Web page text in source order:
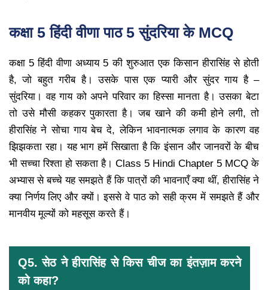
कक्षा 5 हिंदी वीणा पाठ 5 सुंदरिया के MCQ
कक्षा 5 हिंदी वीणा अध्याय 5 की शुरुआत एक किसान हीरासिंह से होती
है, जो बहुत गरीब है। उसके पास एक प्यारी और सुंदर गाय है –
सुंदरिया। वह गाय को अपने परिवार का हिस्सा मानता है। उसका बेटा
तो उसे मौसी कहकर पुकारता है। जब खाने की कमी होने लगी, तो
हीरासिंह ने सोचा गाय बेच दे, लेकिन भावनात्मक लगाव के कारण वह
झिझकता रहा। यह भाग हमें सिखाता है कि इंसान और जानवरों के बीच
भी सच्चा रिश्ता हो सकता है। Class 5 Hindi Chapter 5 MCQ के
अभ्यास से बच्चे यह समझते हैं कि पात्रों की भावनाएँ क्या थीं, हीरासिंह ने
क्या निर्णय लिए और क्यों। इससे वे पाठ को सही क्रम में समझते हैं और
मानवीय मूल्यों को महसूस करते हैं।
Q5. सेठ ने हीरासिंह से किस चीज का इंतज़ाम करने
को कहा?